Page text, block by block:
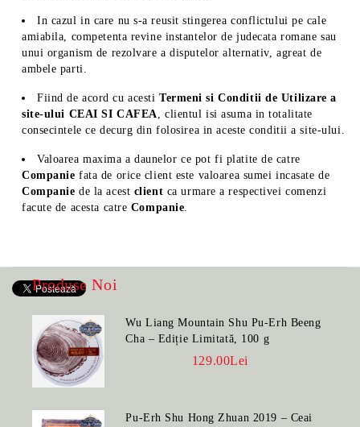
In cazul in care nu s-a reusit stingerea conflictului pe cale
amiabila, competenta revine instantelor de judecata romane sau
unui organism de rezolvare a disputelor alternativ, agreat de
ambele parti.
Fiind de acord cu acesti Termeni si Conditii de Utilizare a
site-ului CEAI SI CAFEA, clientul isi asuma in totalitate
consecintele ce decurg din folosirea in aceste conditii a site-ului.
Valoarea maxima a daunelor ce pot fi platite de catre
Companiefata de orice client este valoarea sumei incasate de
Companiede la acest client ca urmare a respectivei comenzi
facute de acesta catre Companie.
Produse Noi
Wu Liang Mountain Shu Pu-Erh Beeng
Cha – Ediție Limitată, 100 g
129.00Lei
Pu-Erh Shu Hong Zhuan 2019 – Ceai